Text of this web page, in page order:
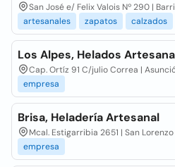
San José e/ Felix Valois Nº 290 |
artesanales
zapatos calzados
Los Alpes, Helados
Cap. Ortíz 91 C/julio Correa |
empresa
Brisa, Heladería Artesanal
Mcal. Estigarribia 2651 | San Lorenzo
empresa